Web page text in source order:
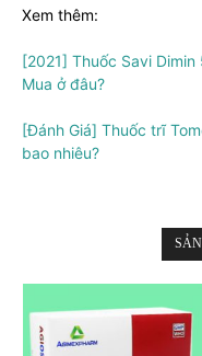
Xem thêm:
[2021] Thuốc Savi
Mua ở đâu?
[Đánh Giá] Thuốc trĩ
bao nhiêu?